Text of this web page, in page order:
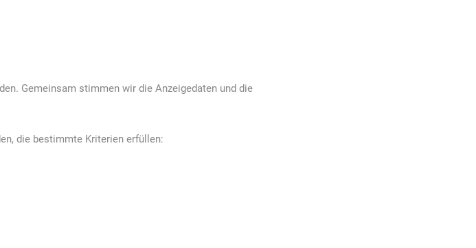
Gemeinsam stimmen wir die Anzeigedaten und die
die bestimmte Kriterien erfüllen: